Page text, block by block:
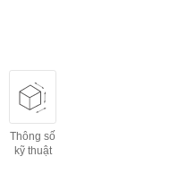
Thông số
kỹ thuật